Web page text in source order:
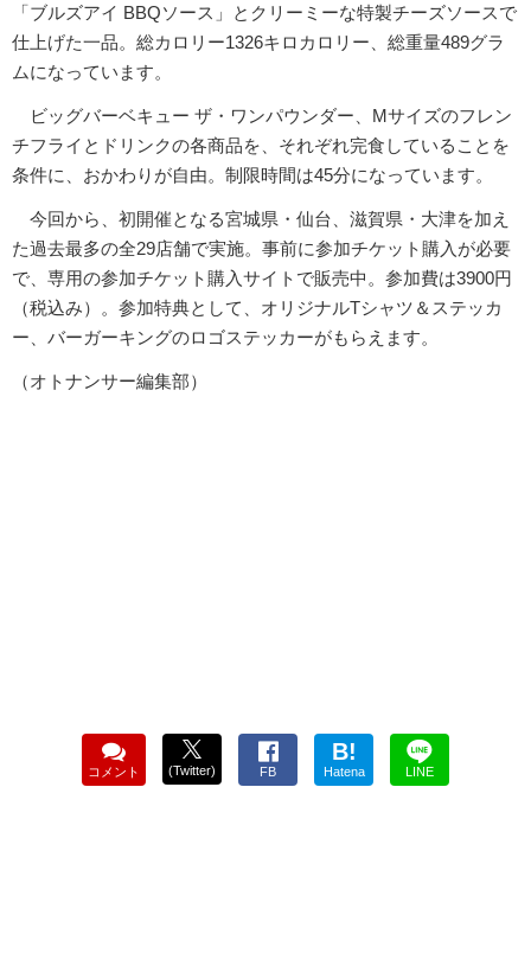
「ブルズアイ BBQソース」とクリーミーな特製チーズソースで
仕上げた一品。総カロリー1326キロカロリー、総重量489グラ
ムになっています。
ビッグバーベキュー ザ・ワンパウンダー、Mサイズのフレン
チフライとドリンクの各商品を、それぞれ完食していることを
条件に、おかわりが自由。制限時間は45分になっています。
今回から、初開催となる宮城県・仙台、滋賀県・大津を加え
た過去最多の全29店舗で実施。事前に参加チケット購入が必要
で、専用の参加チケット購入サイトで販売中。参加費は3900円
（税込み）。参加特典として、オリジナルTシャツ＆ステッカ
ー、バーガーキングのロゴステッカーがもらえます。
（オトナンサー編集部）
コメント (Twitter) FB
B!
Hatena LINE